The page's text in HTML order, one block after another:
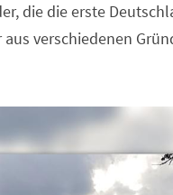
die die erste
verschiedenen